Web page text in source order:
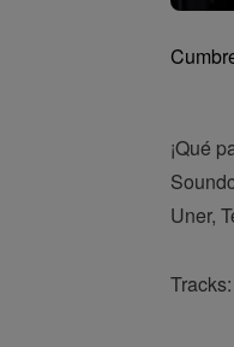
¡Qué
Uner,